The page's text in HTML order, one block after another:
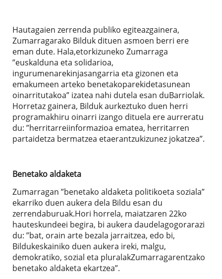
Hautagaien zerrenda publiko egiteazgainera,
Zumarragarako Bilduk dituen asmoen berri ere
eman dute. Hala,etorkizuneko Zumarraga
”euskalduna eta solidarioa,
ingurumenarekinjasangarria eta gizonen eta
emakumeen arteko benetakoparekidetasunean
oinarritutakoa” izatea nahi dutela esan duBarriolak.
Horretaz gainera, Bilduk aurkeztuko duen herri
programakhiru oinarri izango dituela ere aurreratu
du: ”herritarreiinformazioa ematea, herritarren
partaidetza bermatzea etaerantzukizunez jokatzea”.
Benetako aldaketa
Zumarragan ”benetako aldaketa politikoeta soziala”
ekarriko duen aukera dela Bildu esan du
zerrendaburuak.Hori horrela, maiatzaren 22ko
hauteskundeei begira, bi aukera daudelagogorarazi
du: ”bat, orain arte bezala jarraitzea, edo bi,
Bildukeskainiko duen aukera ireki, malgu,
demokratiko, sozial eta pluralakZumarragarentzako
benetako aldaketa ekartzea”.